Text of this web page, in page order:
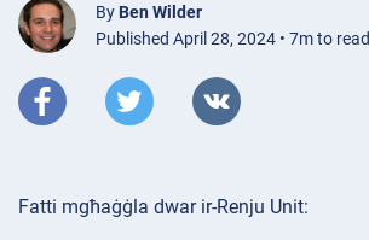
By Ben Wilder
Published April 28, 2024 • 7m to read
Fatti mgħaġġla dwar ir-Renju Unit: